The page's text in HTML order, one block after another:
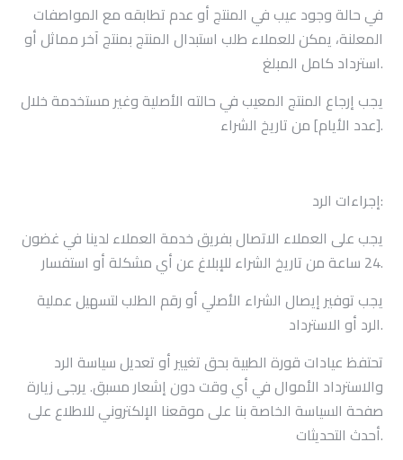
في حالة وجود عيب في المنتج أو عدم تطابقه مع المواصفات
المعلنة، يمكن للعملاء طلب استبدال المنتج بمنتج آخر مماثل أو
استرداد كامل المبلغ.
يجب إرجاع المنتج المعيب في حالته الأصلية وغير مستخدمة خلال
[عدد الأيام] من تاريخ الشراء.
إجراءات الرد:
يجب على العملاء الاتصال بفريق خدمة العملاء لدينا في غضون
24 ساعة من تاريخ الشراء للإبلاغ عن أي مشكلة أو استفسار.
يجب توفير إيصال الشراء الأصلي أو رقم الطلب لتسهيل عملية
الرد أو الاسترداد.
تحتفظ عيادات قورة الطبية بحق تغيير أو تعديل سياسة الرد
والاسترداد الأموال في أي وقت دون إشعار مسبق. يرجى زيارة
صفحة السياسة الخاصة بنا على موقعنا الإلكتروني للاطلاع على
أحدث التحديثات.